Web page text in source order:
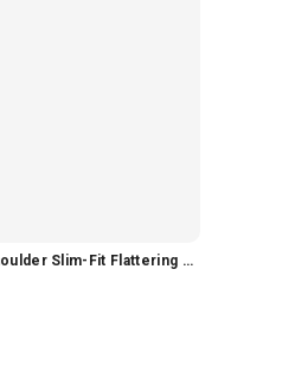
One-Shoulder Slim-Fit Flattering Mermaid Skirt Dress V2295